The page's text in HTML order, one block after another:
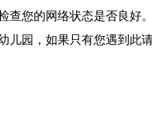
您的网络状态是否良好
园，如果只有您遇到此请